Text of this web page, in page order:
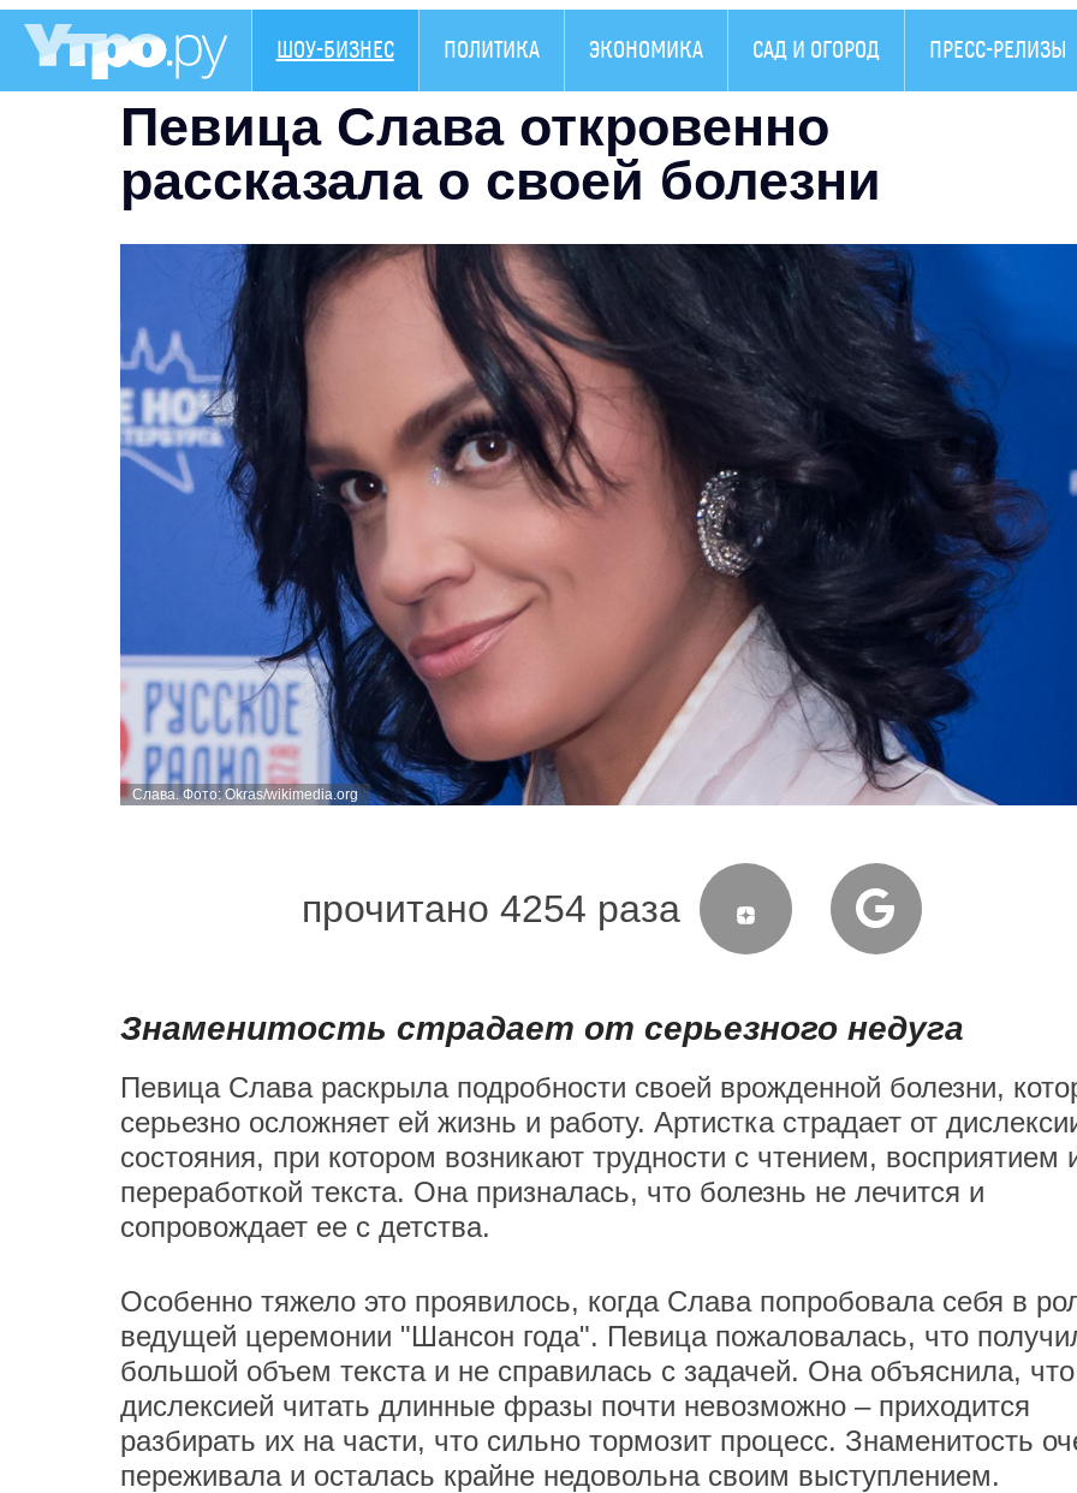
ШОУ-БИЗНЕС ПОЛИТИКА ЭКОНОМИКА САД И ОГОРОД ПРЕСС-РЕЛИЗЫ
Певица Слава откровенно
рассказала о своей болезни
Слава. Фото: Okras/wikimedia.org
прочитано 4254 раза
Знаменитость страдает от серьезного недуга
Певица Слава раскрыла подробности своей врожденной болезни,
серьезно осложняет ей жизнь и работу. Артистка страдает от
состояния, при котором возникают трудности с чтением, восприятием
переработкой текста. Она призналась, что болезнь не лечится и
сопровождает ее с детства.
Особенно тяжело это проявилось, когда Слава попробовала себя в
ведущей церемонии "Шансон года". Певица пожаловалась, что
большой объем текста и не справилась с задачей. Она объяснила,
дислексией читать длинные фразы почти невозможно – приходится
разбирать их на части, что сильно тормозит процесс. Знаменитость
переживала и осталась крайне недовольна своим выступлением.